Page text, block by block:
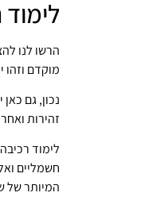
הרשו לנו
מוקדם וזהו
נכון, גם
זהירות
לימוד
חשמליים
המיותר של